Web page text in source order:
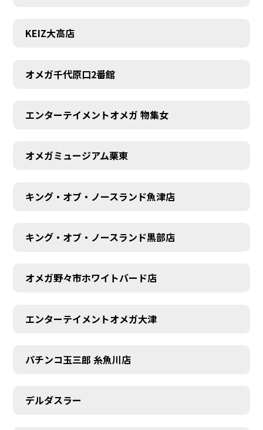
SCHEDULE
KEIZ大高店
オメガ千代原口2番館
エンターテイメントオメガ 物集女
オメガミュージアム栗東
キング・オブ・ノースランド魚津店
キング・オブ・ノースランド黒部店
オメガ野々市ホワイトバード店
エンターテイメントオメガ大津
パチンコ玉三郎 糸魚川店
デルダスラー